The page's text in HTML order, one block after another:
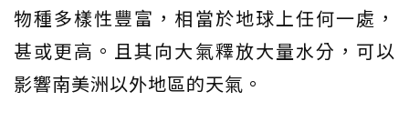
物種多樣性豐富，相當於地球上任何一處，
甚或更高。且其向大氣釋放大量水分，可以
影響南美洲以外地區的天氣。